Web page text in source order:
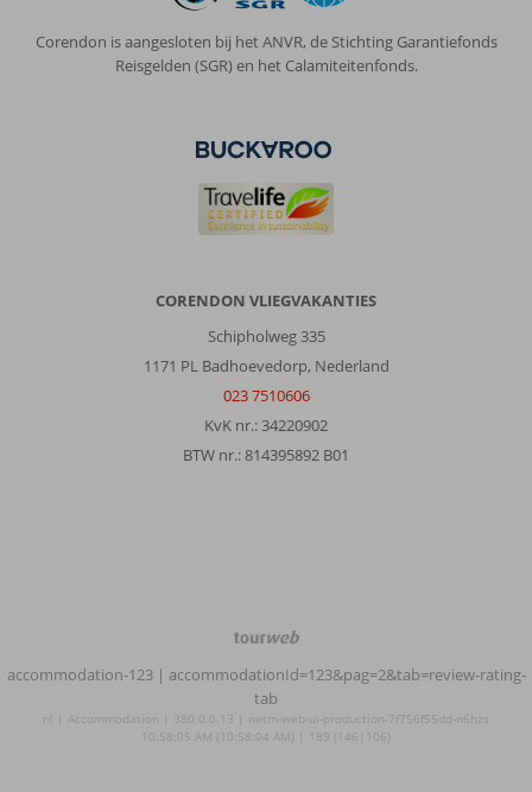
Corendon is aangesloten bij het ANVR, de Stichting Garantiefonds
Reisgelden (SGR) en het Calamiteitenfonds.
CORENDON VLIEGVAKANTIES
Schipholweg 335
1171 PL Badhoevedorp, Nederland
023 7510606
KvK nr.: 34220902
BTW nr.: 814395892 B01
TourWeb
NetMatch
accommodation-123 | accommodationId=123&pag=2&tab=review-rating-
tab
nl | Accommodation | 380.0.0.13 | netm-web-ui-production-7f756f55dd-n6hzs
10:58:05 AM (10:58:04 AM) | 189 (146|106)